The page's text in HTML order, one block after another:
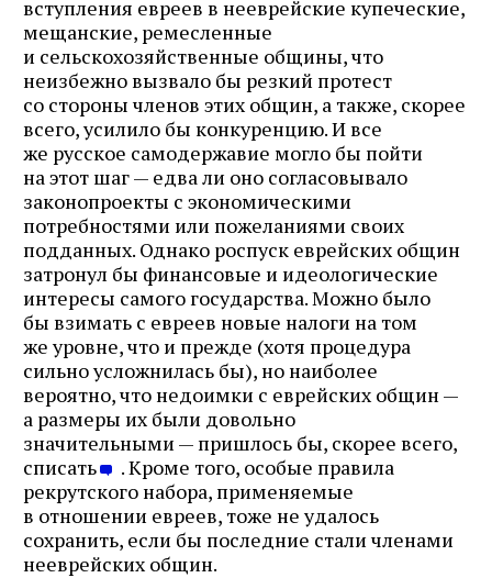
вступления евреев в нееврейские купеческие,
мещанские, ремесленные
и сельскохозяйственные общины, что
неизбежно вызвало бы резкий протест
со стороны членов этих общин, а также, скорее
всего, усилило бы конкуренцию. И все
же русское самодержавие могло бы пойти
на этот шаг — едва ли оно согласовывало
законопроекты с экономическими
потребностями или пожеланиями своих
подданных. Однако роспуск еврейских общин
затронул бы финансовые и идеологические
интересы самого государства. Можно было
бы взимать с евреев новые налоги на том
же уровне, что и прежде (хотя процедура
сильно усложнилась бы), но наиболее
вероятно, что недоимки с еврейских общин —
а размеры их были довольно
значительными — пришлось бы, скорее всего,
списать
. Кроме того, особые правила
рекрутского набора, применяемые
в отношении евреев, тоже не удалось
сохранить, если бы последние стали членами
нееврейских общин.